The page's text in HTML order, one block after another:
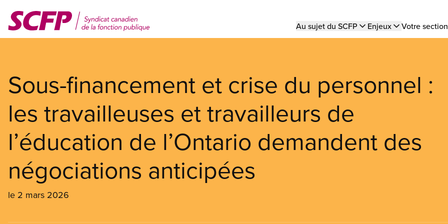
contenu
Main
Au sujet du SCFP Enjeux Votre
Sous-financement et crise du personnel :
les travailleuses et travailleurs de
l’éducation de l’Ontario demandent des
négociations anticipées
le 2 mars 2026